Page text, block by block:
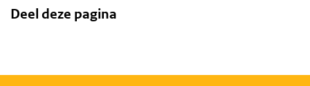
Deel deze pagina